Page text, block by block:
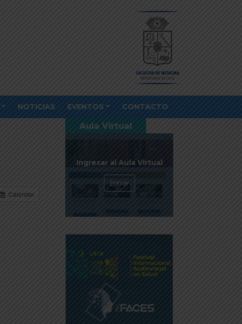
NOTICIAS EVENTOS CONTACTO
Calendar
Aula Virtual
Ingresar al Aula Virtual
Entrar